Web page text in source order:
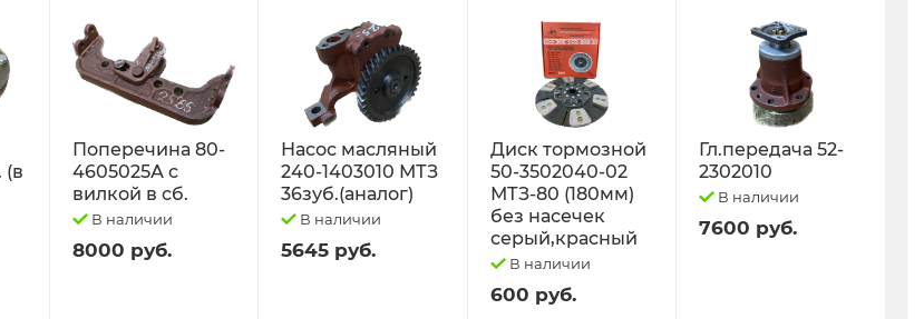
(в
Поперечина 80-
4605025А с
вилкой в сб.
В наличии
8000 руб.
Насос масляный
240-1403010 МТЗ
36зуб.(аналог)
В наличии
5645 руб.
Диск тормозной
50-3502040-02
МТЗ-80 (180мм)
без насечек
серый,красный
В наличии
600 руб.
Гл.передача 52-
2302010
В наличии
7600 руб.